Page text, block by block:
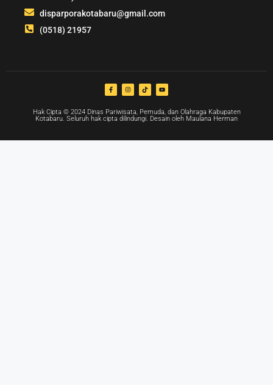
disparporakotabaru@gmail.com
(0518) 21957
Hak Cipta © 2024 Dinas Pariwisata, Pemuda, dan Olahraga Kabupaten
Kotabaru. Seluruh hak cipta dilindungi. Desain oleh Maulana Herman